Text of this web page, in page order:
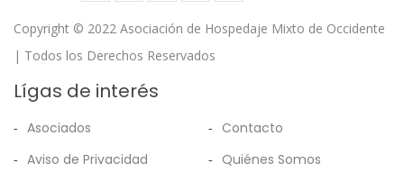
Copyright © 2022 Asociación de Hospedaje Mixto de Occidente
| Todos los Derechos Reservados
Lígas de interés
Asociados
Aviso de Privacidad
Contacto
Quiénes Somos